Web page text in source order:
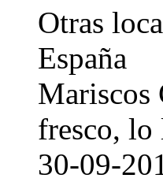
Otras
España
Mariscos
fresco, lo
30-09-